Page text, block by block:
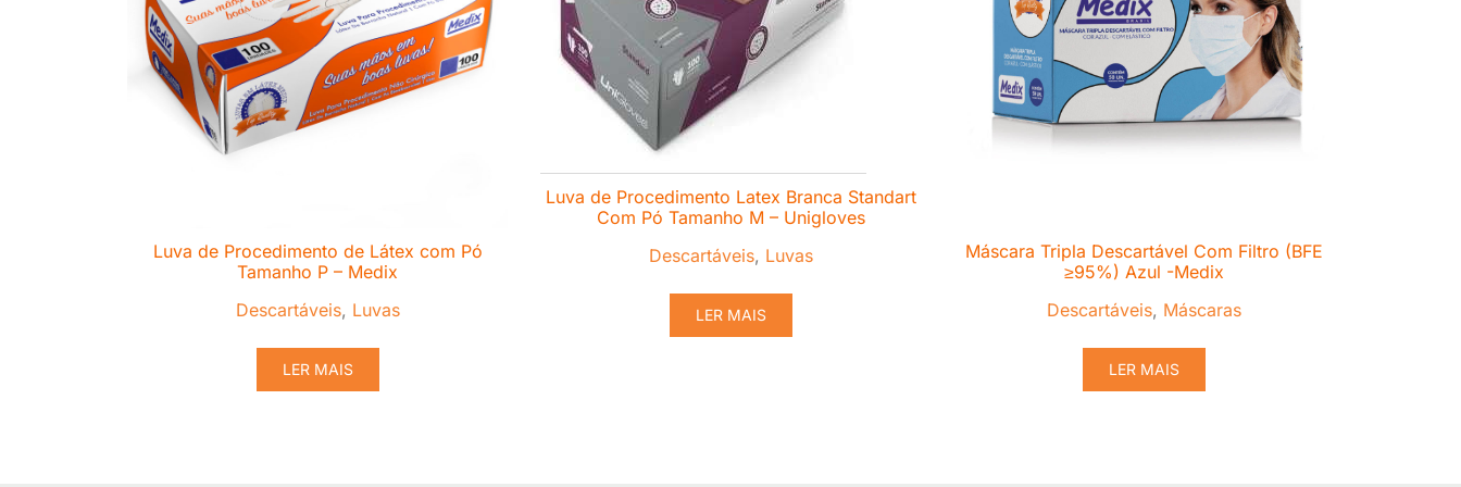
Luva de Procedimento de Látex com Pó
Tamanho P – Medix
Descartáveis, Luvas
LER MAIS
Luva de Procedimento Latex Branca Standart
Com Pó Tamanho M – Unigloves
Descartáveis, Luvas
LER MAIS
Máscara Tripla Descartável Com Filtro (BFE
≥95%) Azul -Medix
Descartáveis, Máscaras
LER MAIS